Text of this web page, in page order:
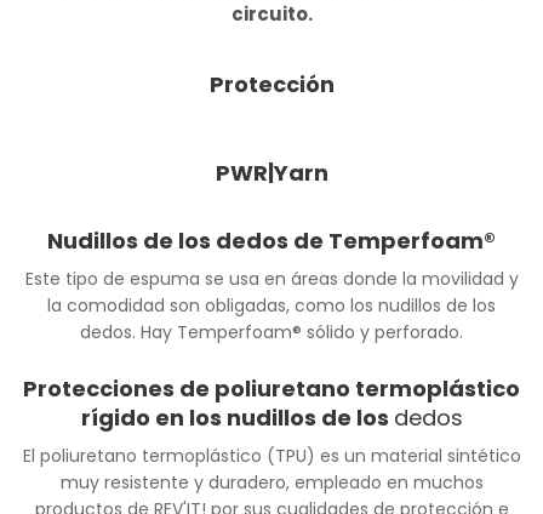
circuito.
Protección
PWR|Yarn
Nudillos de los dedos de Temperfoam®
Este tipo de espuma se usa en áreas donde la movilidad y
la comodidad son obligadas, como los nudillos de los
dedos. Hay Temperfoam® sólido y perforado.
Protecciones de poliuretano termoplástico
rígido en los nudillos de los dedos
El poliuretano termoplástico (TPU) es un material sintético
muy resistente y duradero, empleado en muchos